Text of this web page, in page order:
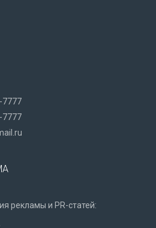
7777
7777
рекламы и PR-статей: